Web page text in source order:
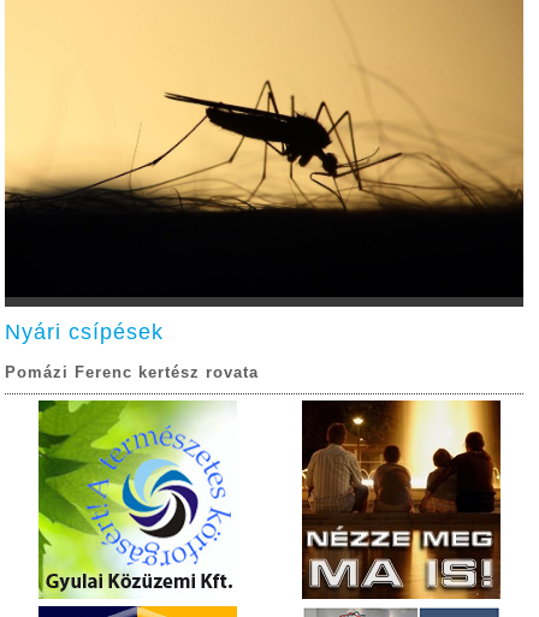
Nyári csípések
Pomázi Ferenc kertész rovata